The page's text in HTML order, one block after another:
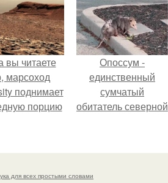
вы читаете
марсоход
поднимает
порцию
Опоссум -
единственный
сумчатый
обитатель северной
для всех простыми словами